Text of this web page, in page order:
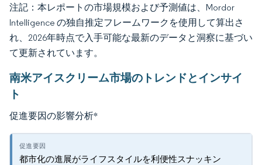
注記：本レポートの市場規模および予測値は、Mordor
Intelligence の独自推定フレームワークを使用して算出さ
れ、2026年時点で入手可能な最新のデータと洞察に基づい
て更新されています。
南米アイスクリーム市場のトレンドとインサイ
ト
促進要因の影響分析*
都市化の進展がライフスタイルを利便性スナッキン